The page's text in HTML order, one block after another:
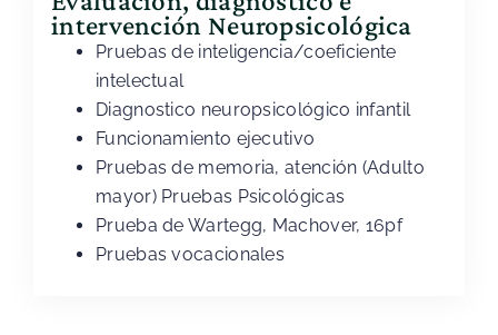
intervención Neuropsicológica
Pruebas de inteligencia/coeficiente
intelectual
Diagnostico neuropsicológico infantil
Funcionamiento ejecutivo
Pruebas de memoria, atención (Adulto
mayor) Pruebas Psicológicas
Prueba de Wartegg, Machover, 16pf
Pruebas vocacionales